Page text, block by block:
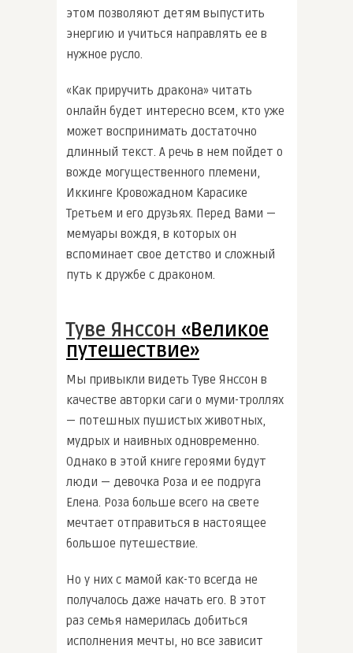
этом позволяют детям выпустить
энергию и учиться направлять ее в
нужное русло.
«Как приручить дракона» читать
онлайн будет интересно всем, кто уже
может воспринимать достаточно
длинный текст. А речь в нем пойдет о
вожде могущественного племени,
Иккинге Кровожадном Карасике
Третьем и его друзьях. Перед Вами —
мемуары вождя, в которых он
вспоминает свое детство и сложный
путь к дружбе с драконом.
Туве Янссон «Великое
путешествие»
Мы привыкли видеть Туве Янссон в
качестве авторки саги о муми-троллях
— потешных пушистых животных,
мудрых и наивных одновременно.
Однако в этой книге героями будут
люди — девочка Роза и ее подруга
Елена. Роза больше всего на свете
мечтает отправиться в настоящее
большое путешествие.
Но у них с мамой как-то всегда не
получалось даже начать его. В этот
раз семья намерилась добиться
исполнения мечты, но все зависит